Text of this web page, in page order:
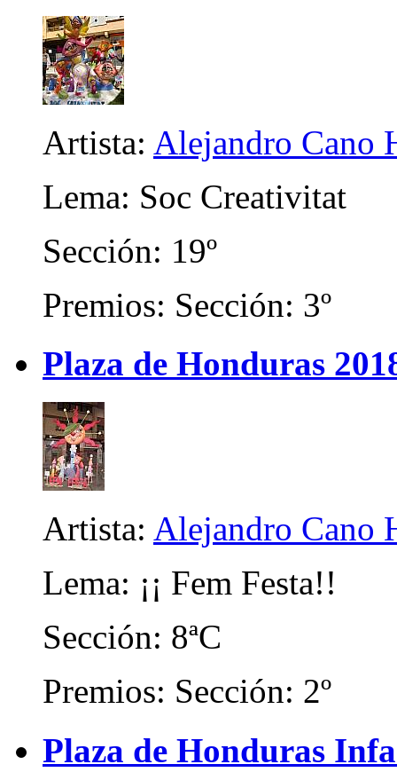
Artista: Alejandro Cano
Lema: Soc Creativitat
Sección: 19º
Premios: Sección: 3º
Plaza de Honduras
Artista: Alejandro Cano
Lema: ¡¡ Fem Festa!!
Sección: 8ªC
Premios: Sección: 2º
Plaza de Honduras